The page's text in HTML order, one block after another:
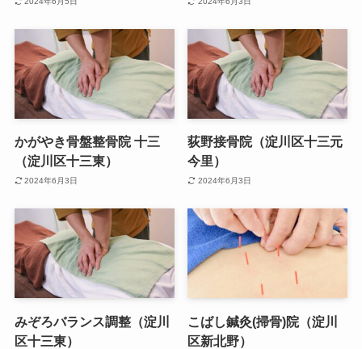
かがやき骨盤整骨院 十三
（淀川区十三東）
2024年6月3日
荻野接骨院（淀川区十三元
今里）
2024年6月3日
みぞろバランス調整（淀川
区十三東）
こばし鍼灸(掃骨)院（淀川
区新北野）